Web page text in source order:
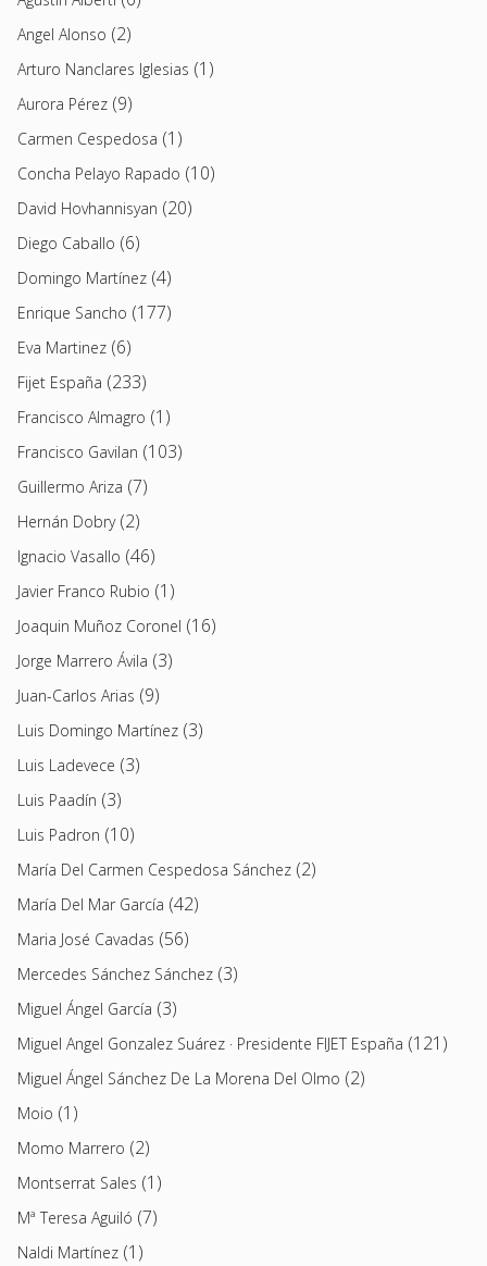
Angel Alonso (2)
Arturo Nanclares Iglesias (1)
Aurora Pérez (9)
Carmen Cespedosa (1)
Concha Pelayo Rapado (10)
David Hovhannisyan (20)
Diego Caballo (6)
Domingo Martínez (4)
Enrique Sancho (177)
Eva Martinez (6)
Fijet España (233)
Francisco Almagro (1)
Francisco Gavilan (103)
Guillermo Ariza (7)
Hernán Dobry(2)
Ignacio Vasallo (46)
Javier Franco Rubio (1)
Joaquin Muñoz Coronel (16)
Jorge Marrero Ávila (3)
Juan-Carlos Arias (9)
Luis Domingo Martínez (3)
Luis Ladevece (3)
Luis Paadín (3)
Luis Padron (10)
María Del Carmen Cespedosa Sánchez (2)
María Del Mar García (42)
Maria José Cavadas (56)
Mercedes Sánchez Sánchez (3)
Miguel Ángel García (3)
Miguel Angel Gonzalez Suárez · Presidente FIJET España (121)
Miguel Ángel Sánchez De La Morena Del Olmo (2)
Moio (1)
Momo Marrero (2)
Montserrat Sales (1)
Mª Teresa Aguiló (7)
Naldi Martínez (1)